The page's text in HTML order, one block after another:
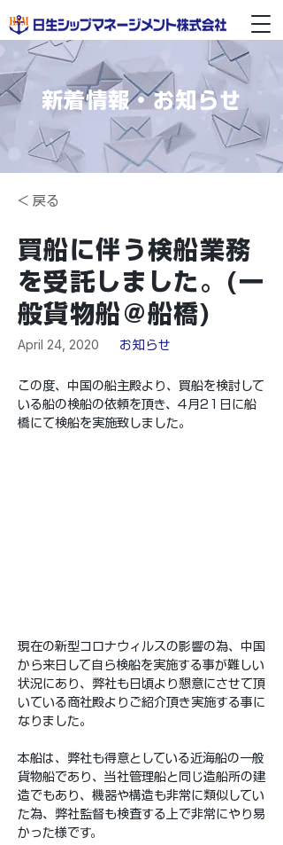
新着情報・お知らせ
< 戻る
買船に伴う検船業務
を受託しました。(一
般貨物船＠船橋)
April 24, 2020 お知らせ
この度、中国の船主殿より、買船を検討して
いる船の検船の依頼を頂き、4月21日に船
橋にて検船を実施致しました。
現在の新型コロナウィルスの影響の為、中国
から来日して自ら検船を実施する事が難しい
状況にあり、弊社も日頃より懇意にさせて頂
いている商社殿よりご紹介頂き実施する事に
なりました。
本船は、弊社も得意としている近海船の一般
貨物船であり、当社管理船と同じ造船所の建
造でもあり、機器や構造も非常に類似してい
た為、弊社監督も検査する上で非常にやり易
かった様です。